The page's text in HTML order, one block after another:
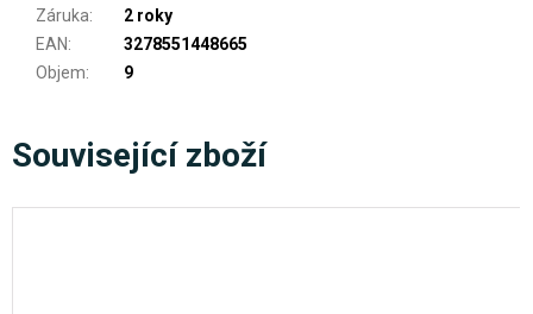
Záruka:
2 roky
EAN:
3278551448665
Objem: 9
Související zboží